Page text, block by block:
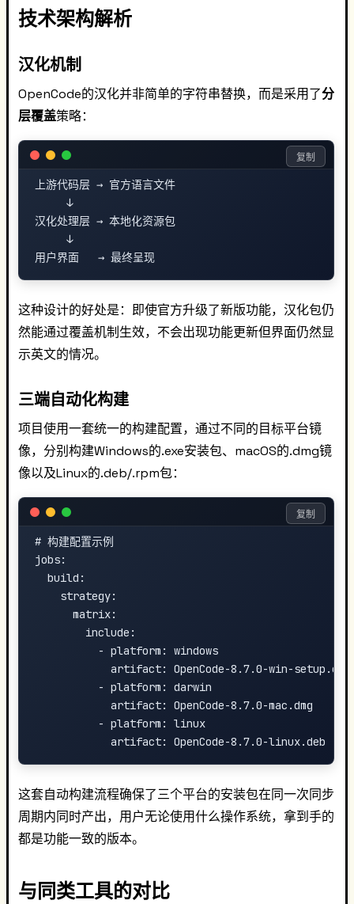
技术架构解析
汉化机制
OpenCode的汉化并非简单的字符串替换，而是采用了分
层覆盖策略：
上游代码层 → 官方语言文件
     ↓
汉化处理层 → 本地化资源包
     ↓
复制
这种设计的好处是：即使官方升级了新版功能，汉化包仍
然能通过覆盖机制生效，不会出现功能更新但界面仍然显
示英文的情况。
三端自动化构建
项目使用一套统一的构建配置，通过不同的目标平台镜
像，分别构建Windows的.exe安装包、macOS的.dmg镜
像以及Linux的.deb/.rpm包：
# 构建配置示例
jobs:
  build:
    strategy:
      matrix:
        include:
          - platform: windows
            artifact: OpenCode-8.7.0-win-setup.exe
          - platform: darwin
            artifact: OpenCode-8.7.0-mac.dmg
          - platform: linux
复制
这套自动构建流程确保了三个平台的安装包在同一次同步
周期内同时产出，用户无论使用什么操作系统，拿到手的
都是功能一致的版本。
与同类工具的对比